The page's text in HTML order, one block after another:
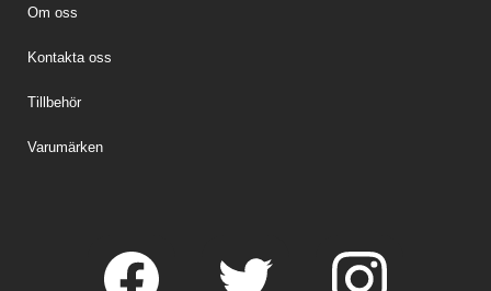
Om oss
Kontakta oss
Tillbehör
Varumärken